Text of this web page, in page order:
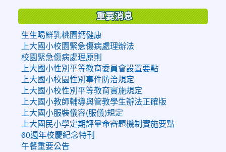
重要消息
生生喝鮮乳桃園鈣健康
上大國小校園緊急傷病處理辦法
校園緊急傷病處理原則
上大國小性別平等教育委員會設置要點
上大國小校園性別事件防治規定
上大國小校性別平等教育實施規定
上大國小教師輔導與管教學生辦法正確版
上大國小服裝儀容(服儀)規定
上大國民小學定期評量命審題機制實施要點
60週年校慶紀念特刊
午餐重要公告